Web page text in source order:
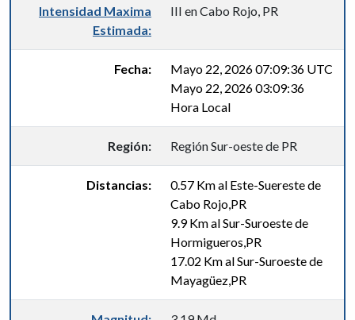
Intensidad Maxima
Estimada:
III en Cabo Rojo, PR
Fecha:
Mayo 22, 2026 07:09:36 UTC
Mayo 22, 2026 03:09:36
Hora Local
Región: Región Sur-oeste de PR
Distancias:
0.57 Km al Este-Suereste de
Cabo Rojo,PR
9.9 Km al Sur-Suroeste de
Hormigueros,PR
17.02 Km al Sur-Suroeste de
Mayagüez,PR